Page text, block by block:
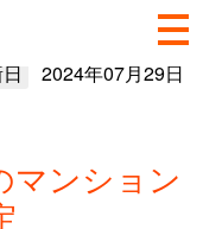
2024年07月29日
マンション